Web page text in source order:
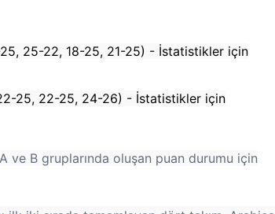
25-22, 18-25, 21-25) - İstatistikler için
25, 22-25, 24-26) - İstatistikler için
ve B gruplarında oluşan puan durumu için